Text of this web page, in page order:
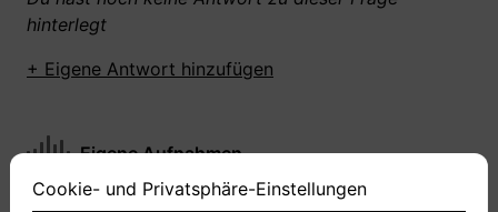
hinterlegt
+ Eigene Antwort hinzufügen
Eigene Aufnahmen
Du hast zu dieser Frage noch keine Antworten
Cookie- und Privatsphäre-Einstellungen